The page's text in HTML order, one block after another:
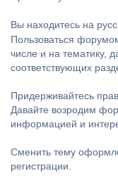
Вы находитесь на
Пользоваться
числе и на тематику,
соответствующих
Придерживайтесь
Давайте возродим
информацией и
Сменить тему
регистрации.